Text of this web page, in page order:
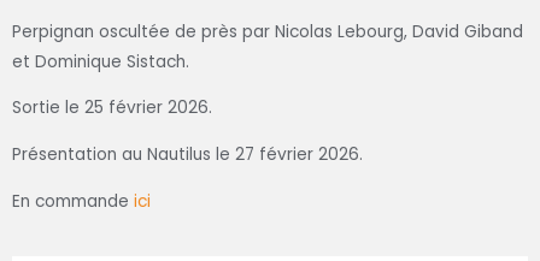
Perpignan oscultée de près par Nicolas Lebourg, David Giband
et Dominique Sistach.
Sortie le 25 février 2026.
Présentation au Nautilus le 27 février 2026.
En commande ici